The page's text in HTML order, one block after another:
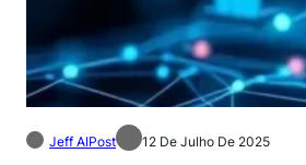
Jeff AIPost 12 De Julho De 2025